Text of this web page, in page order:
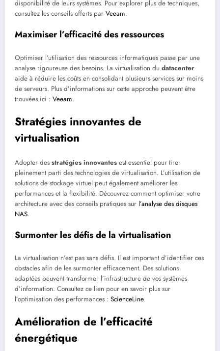
disponibilité de leurs systèmes. Pour explorer plus de techniques,
consultez les conseils offerts par Veeam.
Maximiser l’efficacité des ressources
Optimiser l’utilisation des ressources informatiques passe par une
analyse rigoureuse des besoins. La virtualisation du datacenter
aide à réduire les coûts en consolidant plusieurs services sur moins
de serveurs. Plus d’informations sur cette approche peuvent être
trouvées ici : Veeam.
Stratégies innovantes de
virtualisation
Adopter des stratégies innovantes est essentiel pour tirer
pleinement parti des technologies de virtualisation. L’utilisation de
solutions de stockage virtuel peut également améliorer les
performances et la flexibilité. Découvrez comment optimiser votre
architecture avec des conseils pratiques sur l’analyse des disques
NAS.
Surmonter les défis de la virtualisation
La virtualisation n’est pas sans défis. Il est important d’identifier ces
obstacles afin de les surmonter efficacement. Des solutions
adaptées peuvent transformer l’infrastructure de vos systèmes
d’information. Consultez ce lien pour en savoir plus sur
l’optimisation des performances : ScienceLine.
Amélioration de l’efficacité
énergétique